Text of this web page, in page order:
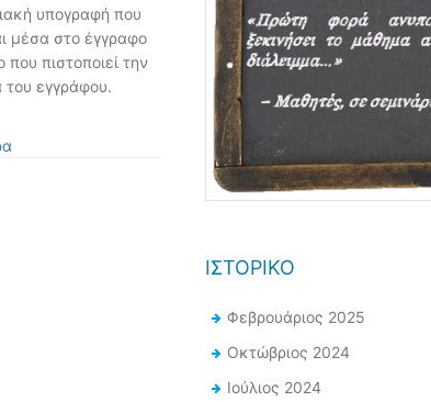
υπογραφή που
μέσα στο έγγραφο
που πιστοποιεί την
του εγγράφου.
ΙΣΤΟΡΙΚΌ
Φεβρουάριος 2025
Οκτώβριος 2024
Ιούλιος 2024